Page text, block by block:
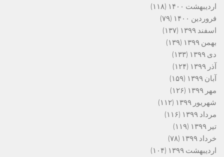
اردیبهشت ۱۴۰۰
(۱۱۸)
فروردین ۱۴۰۰
(۷۹)
اسفند ۱۳۹۹
(۱۳۷)
بهمن ۱۳۹۹
(۱۳۹)
دی ۱۳۹۹
(۱۳۳)
آذر ۱۳۹۹
(۱۲۴)
آبان ۱۳۹۹
(۱۵۹)
مهر ۱۳۹۹
(۱۲۶)
شهریور ۱۳۹۹
(۱۱۲)
مرداد ۱۳۹۹
(۱۱۶)
تیر ۱۳۹۹
(۱۱۹)
خرداد ۱۳۹۹
(۷۸)
اردیبهشت ۱۳۹۹
(۱۰۴)